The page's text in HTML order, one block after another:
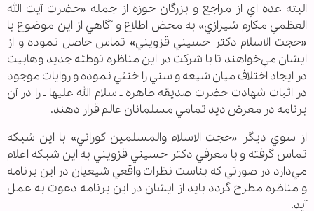
البته عده اي از مراجع و بزرگان حوزه از جمله «حضرت آيت الله
العظمي مکارم شيرازي» به محض اطلاع و آگاهي از اين موضوع با
«حجت الاسلام دکتر حسيني قزويني» تماس حاصل نموده و از
ايشان مي‌خواهند تا با شرکت در اين مناظره توطئه جديد وهابيت
در ايجاد اختلاف ميان شيعه و سني را خنثي نموده و روايات موجود
در اثبات شهادت حضرت صديقه طاهره ـ سلام الله عليها ـ را در آن
برنامه در معرض ديد تمامي مسلمانان عالم قرار دهند.
از سوي ديگر «حجت الاسلام والمسلمین کوراني» با اين شبکه
تماس گرفته و با معرفي دکتر حسيني قزويني به اين شبکه اعلام
مي‌دارد در صورتي که بناست نظرات واقعي شيعيان در اين برنامه
و مناظره مطرح گردد بايد از ايشان در اين برنامه دعوت به عمل
آيد.